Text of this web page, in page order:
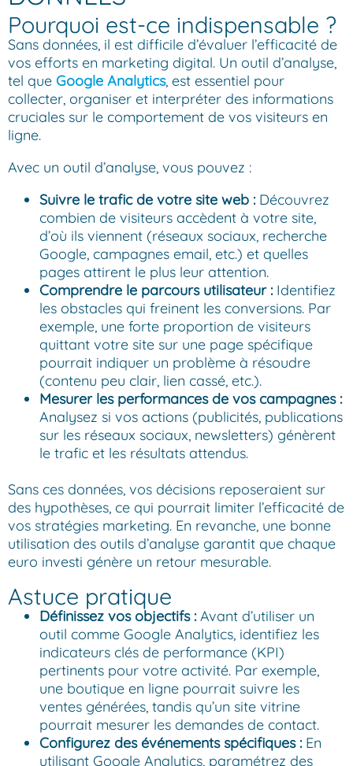
Pourquoi est-ce indispensable ?
Sans données, il est difficile d’évaluer l’efficacité de
vos efforts en marketing digital. Un outil d’analyse,
tel que Google Analytics, est essentiel pour
collecter, organiser et interpréter des informations
cruciales sur le comportement de vos visiteurs en
ligne.
Avec un outil d’analyse, vous pouvez :
Suivre le trafic de votre site web :Découvrez
combien de visiteurs accèdent à votre site,
d’où ils viennent (réseaux sociaux, recherche
Google, campagnes email, etc.) et quelles
pages attirent le plus leur attention.
Comprendre le parcours utilisateur :Identifiez
les obstacles qui freinent les conversions. Par
exemple, une forte proportion de visiteurs
quittant votre site sur une page spécifique
pourrait indiquer un problème à résoudre
(contenu peu clair, lien cassé, etc.).
Mesurer les performances de vos campagnes :
Analysez si vos actions (publicités, publications
sur les réseaux sociaux, newsletters) génèrent
le trafic et les résultats attendus.
Sans ces données, vos décisions reposeraient sur
des hypothèses, ce qui pourrait limiter l’efficacité de
vos stratégies marketing. En revanche, une bonne
utilisation des outils d’analyse garantit que chaque
euro investi génère un retour mesurable.
Astuce pratique
Définissez vos objectifs :Avant d’utiliser un
outil comme Google Analytics, identifiez les
indicateurs clés de performance (KPI)
pertinents pour votre activité. Par exemple,
une boutique en ligne pourrait suivre les
ventes générées, tandis qu’un site vitrine
pourrait mesurer les demandes de contact.
Configurez des événements spécifiques :En
utilisant Google Analytics, paramétrez des